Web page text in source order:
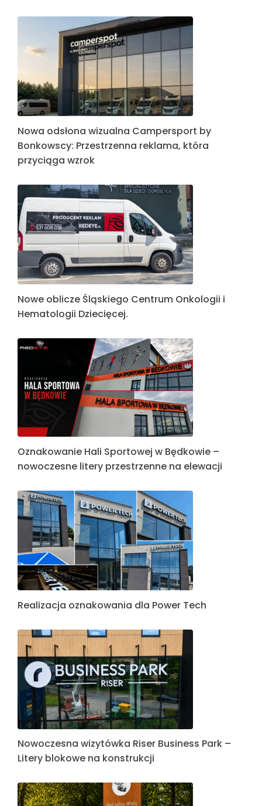
Nowa odsłona wizualna Campersport by
Bonkowscy: Przestrzenna reklama, która
przyciąga wzrok
Nowe oblicze Śląskiego Centrum Onkologii i
Hematologii Dziecięcej.
Oznakowanie Hali Sportowej w Będkowie –
nowoczesne litery przestrzenne na elewacji
Realizacja oznakowania dla Power Tech
Nowoczesna wizytówka Riser Business Park –
Litery blokowe na konstrukcji